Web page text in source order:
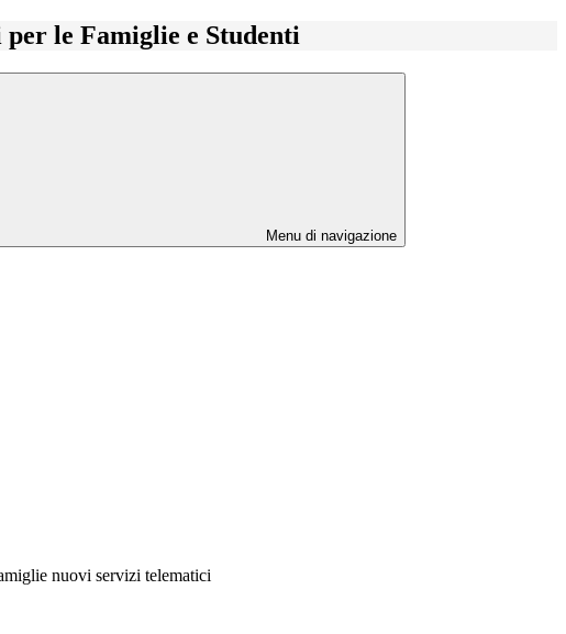
per le Famiglie e Studenti
Menu di navigazione
nuovi servizi telematici